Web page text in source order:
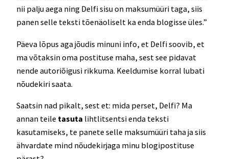
nii palju aega ning Delfi sisu on maksumüüri taga, siis
panen selle teksti tõenäoliselt ka enda blogisse üles.”
Päeva lõpus aga jõudis minuni info, et Delfi soovib, et
ma võtaksin oma postituse maha, sest see pidavat
nende autoriõigusi rikkuma. Keeldumise korral lubati
nõudekiri saata.
Saatsin nad pikalt, sest et: mida perset, Delfi? Ma
annan teile tasuta lihtlitsentsi enda teksti
kasutamiseks, te panete selle maksumüüri taha ja siis
ähvardate mind nõudekirjaga minu blogipostituse